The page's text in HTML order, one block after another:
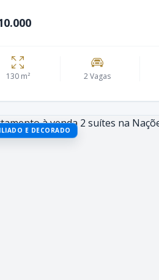
130 m² 2 Vagas
E DECORADO